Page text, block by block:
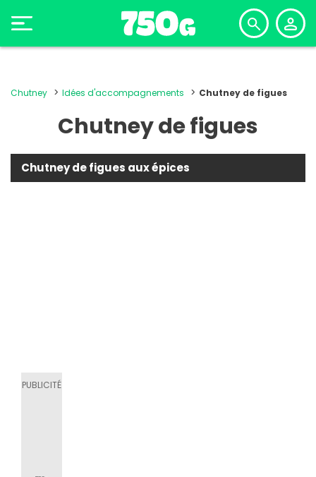
Chutney Idées d'accompagnements Chutney de figues
Chutney de figues
Chutney de figues aux épices